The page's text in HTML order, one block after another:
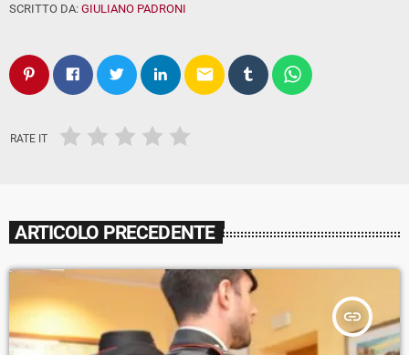
SCRITTO DA: GIULIANO PADRONI
email
RATE IT
ARTICOLO PRECEDENTE
insert_link